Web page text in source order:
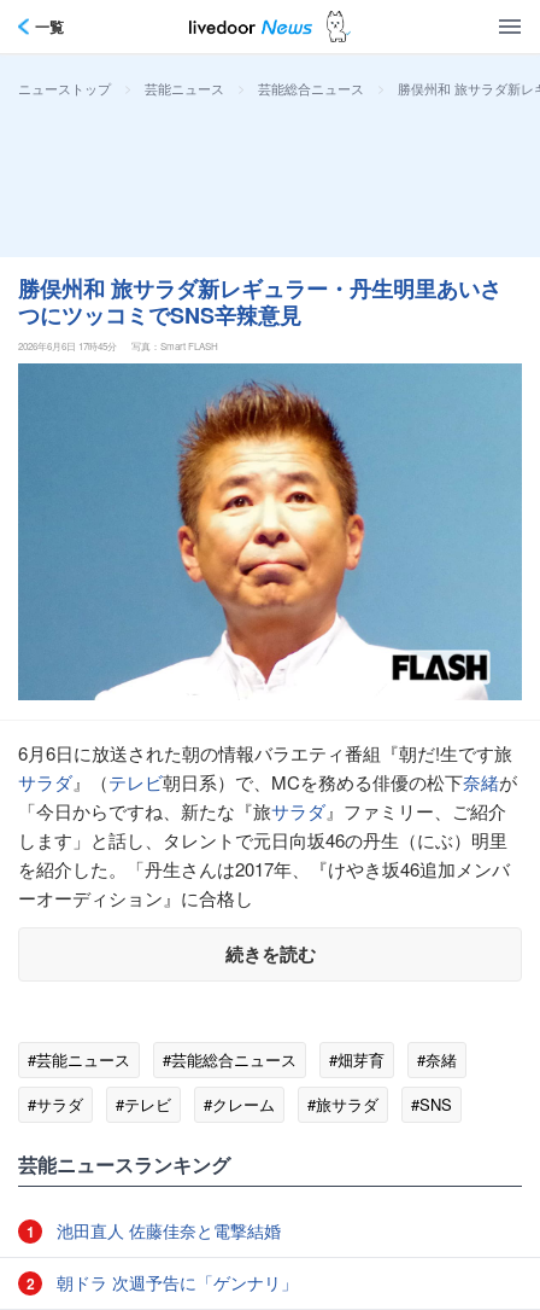
一覧
ニューストップ > 芸能ニュース > 芸能総合ニュース > 勝俣州和 旅サラダ新
勝俣州和 旅サラダ新レギュラー・丹生明里あいさ
つにツッコミでSNS辛辣意見
2026年6月6日 17時45分 写真：Smart FLASH
6月6日に放送された朝の情報バラエティ番組『朝だ!生です旅
サラダ』（テレビ朝日系）で、MCを務める俳優の松下奈緒が
「今日からですね、新たな『旅サラダ』ファミリー、ご紹介
します」と話し、タレントで元日向坂46の丹生（にぶ）明里
を紹介した。「丹生さんは2017年、『けやき坂46追加メンバ
ーオーディション』に合格し
続きを読む
#芸能ニュース #芸能総合ニュース #畑芽育
#奈緒
#サラダ
#テレビ #クレーム #旅サラダ
#SNS
芸能ニュースランキング
1 池田直人 佐藤佳奈と電撃結婚
2 朝ドラ 次週予告に「ゲンナリ」